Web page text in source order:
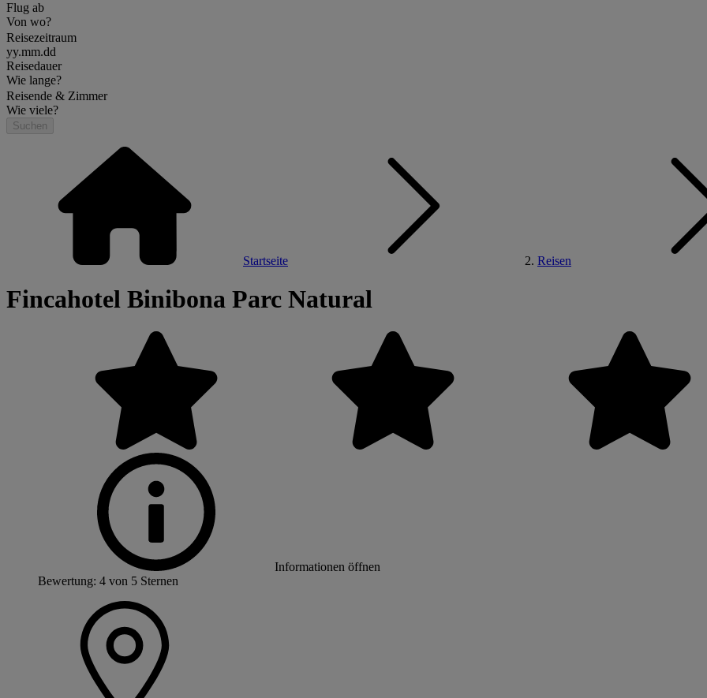
Flug ab
Von wo?
Reisezeitraum
yy.mm.dd
Reisedauer
Wie lange?
Reisende & Zimmer
Wie viele?
Suchen
Startseite Reisen
Fincahotel Binibona Parc Natural
Informationen öffnen
Bewertung: 4 von 5 Sternen